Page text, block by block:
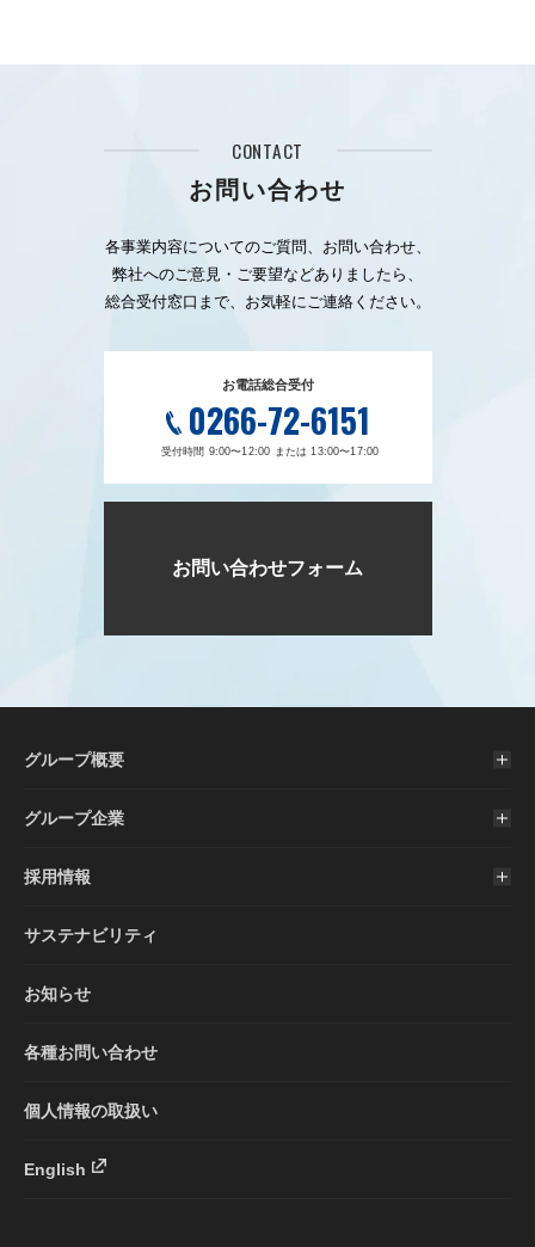
CONTACT
お問い合わせ
各事業内容についてのご質問、お問い合わせ、
弊社へのご意見・ご要望などありましたら、
総合受付窓口まで、お気軽にご連絡ください。
お電話総合受付
0266-72-6151
受付時間 9:00〜12:00 または 13:00〜17:00
お問い合わせフォーム
グループ概要
グループ企業
採用情報
サステナビリティ
お知らせ
各種お問い合わせ
個人情報の取扱い
English